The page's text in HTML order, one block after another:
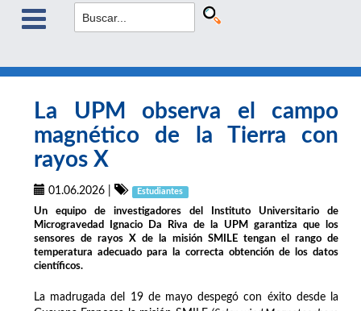
La UPM observa el campo
magnético de la Tierra con
rayos X
01.06.2026 Estudiantes
Un equipo de investigadores del Instituto Universitario de
Microgravedad Ignacio Da Riva de la UPM garantiza que los
sensores de rayos X de la misión SMILE tengan el rango de
temperatura adecuado para la correcta obtención de los datos
científicos.
La madrugada del 19 de mayo despegó con éxito desde la